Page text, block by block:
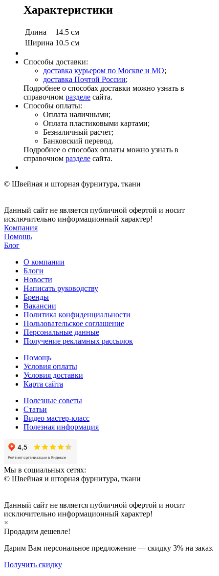
Характеристики
Длина
14.5 см
Ширина 10.5 см
Способы доставки:
доставка курьером по Москве и МО;
доставка Почтой России;
Подробнее о способах доставки можно узнать в
справочном разделе сайта.
Способы оплаты:
Оплата наличными;
Оплата пластиковыми картами;
Безналичный расчет;
Банковский перевод.
Подробнее о способах оплаты можно узнать в
справочном разделе сайта.
© Швейная и шторная фурнитура, ткани
Данный сайт не является публичной офертой и носит
исключительно информационный характер!
Компания
Помощь
Блог
О компании
Блоги
Новости
Написать руководству
Бренды
Вакансии
Политика конфиденциальности
Пользовательское соглашение
Персональные данные
Получение рекламных рассылок
Помощь
Условия оплаты
Условия доставки
Карта сайта
Полезные советы
Статьи
Видео мастер-класс
Полезная информация
Мы в социальных сетях:
© Швейная и шторная фурнитура, ткани
Данный сайт не является публичной офертой и носит
исключительно информационный характер!
×
Продадим дешевле!
Дарим Вам персональное предложение — скидку 3% на заказ.
Получить скидку